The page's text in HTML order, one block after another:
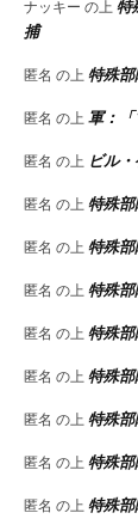
ナッキー の上 特
捕
匿名 の上 特殊
匿名 の上 軍：
匿名 の上 ビル
匿名 の上 特殊
匿名 の上 特殊
匿名 の上 特殊
匿名 の上 特殊
匿名 の上 特殊
匿名 の上 特殊
匿名 の上 特殊
匿名 の上 特殊